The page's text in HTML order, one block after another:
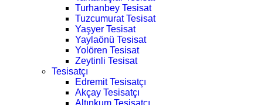
Turhanbey Tesisat
Tuzcumurat Tesisat
Yaşyer Tesisat
Yaylaönü Tesisat
Yolören Tesisat
Zeytinli Tesisat
Tesisatçı
Edremit Tesisatçı
Akçay Tesisatçı
Altınkum Tesisatçı